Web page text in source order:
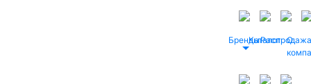
БрендыКаталог
Распродажа
О